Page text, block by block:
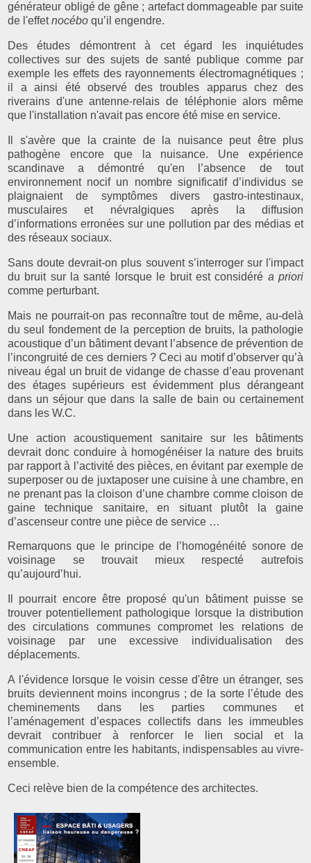
générateur obligé de gêne ; artefact dommageable par suite
de l'effetnocébo qu’il engendre.
Des études démontrent à cet égard les inquiétudes
collectives sur des sujets de santé publique comme par
exemple les effets des rayonnements électromagnétiques ;
il a ainsi été observé des troubles apparus chez des
riverains d'une antenne-relais de téléphonie alors même
que l'installation n'avait pas encore été mise en service.
Il s'avère que la crainte de la nuisance peut être plus
pathogène encore que la nuisance. Une expérience
scandinave a démontré qu'en l’absence de tout
environnement nocif un nombre significatif d’individus se
plaignaient de symptômes divers gastro-intestinaux,
musculaires et névralgiques après la diffusion
d’informations erronées sur une pollution par des médias et
des réseaux sociaux.
Sans doute devrait-on plus souvent s’interroger sur l'impact
du bruit sur la santé lorsque le bruit est considéré a priori
comme perturbant.
Mais ne pourrait-on pas reconnaître tout de même, au-delà
du seul fondement de la perception de bruits, la pathologie
acoustique d’un bâtiment devant l’absence de prévention de
l’incongruité de ces derniers ? Ceci au motif d’observer qu’à
niveau égal un bruit de vidange de chasse d’eau provenant
des étages supérieurs est évidemment plus dérangeant
dans un séjour que dans la salle de bain ou certainement
dans les W.C.
Une action acoustiquement sanitaire sur les bâtiments
devrait donc conduire à homogénéiser la nature des bruits
par rapport à l’activité des pièces, en évitant par exemple de
superposer ou de juxtaposer une cuisine à une chambre, en
ne prenant pas la cloison d’une chambre comme cloison de
gaine technique sanitaire, en situant plutôt la gaine
d’ascenseur contre une pièce de service …
Remarquons que le principe de l’homogénéité sonore de
voisinage se trouvait mieux respecté autrefois
qu’aujourd’hui.
Il pourrait encore être proposé qu'un bâtiment puisse se
trouver potentiellement pathologique lorsque la distribution
des circulations communes compromet les relations de
voisinage par une excessive individualisation des
déplacements.
A l'évidence lorsque le voisin cesse d'être un étranger, ses
bruits deviennent moins incongrus ; de la sorte l’étude des
cheminements dans les parties communes et
l’aménagement d’espaces collectifs dans les immeubles
devrait contribuer à renforcer le lien social et la
communication entre les habitants, indispensables au vivre-
ensemble.
Ceci relève bien de la compétence des architectes.